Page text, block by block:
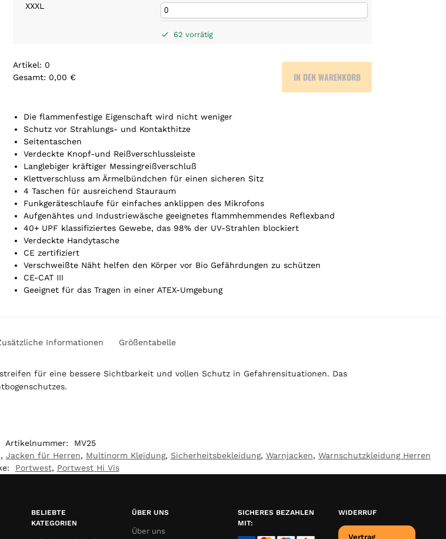
XXXL
62 vorrätig
Artikel: 0
Gesamt: 0,00 €
r
t
i
k
e
l
.
Y
o
u
r
t
o
t
a
0
0
IN DEN WARENKORB
Die flammenfestige Eigenschaft wird nicht weniger
Schutz vor Strahlungs- und Kontakthitze
Seitentaschen
Verdeckte Knopf-und Reißverschlussleiste
Langlebiger kräftiger Messingreißverschluß
Klettverschluss am Ärmelbündchen für einen sicheren Sitz
4 Taschen für ausreichend Stauraum
Funkgeräteschlaufe für einfaches anklippen des Mikrofons
Aufgenähtes und Industriewäsche geeignetes flammhemmendes Reflexband
40+ UPF klassifiziertes Gewebe, das 98% der UV-Strahlen blockiert
Verdeckte Handytasche
CE zertifiziert
Verschweißte Näht helfen den Körper vor Bio Gefährdungen zu schützen
CE-CAT III
Geeignet für das Tragen in einer ATEX-Umgebung
Informationen Größentabelle
für eine bessere Sichtbarkeit und vollen Schutz in Gefahrensituationen. Das
Artikelnummer:
MV25
, Jacken für Herren, Multinorm Kleidung, Sicherheitsbekleidung, Warnjacken, Warnschutzkleidung Herren
Portwest, Portwest Hi Vis
BELIEBTE
KATEGORIEN
ÜBER UNS
Über uns
SICHERES BEZAHLEN
MIT:
WIDERRUF
Vertrag